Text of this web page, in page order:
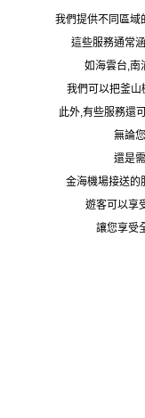
我們提供不同區域
這些服務通常
如海雲台,南
我們可以把釜山
此外,有些服務還
無論
還是
金海機場接送的
遊客可以享
讓您享受